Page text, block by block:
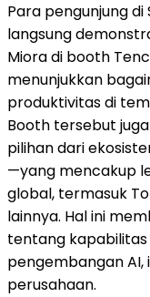
Para pengunjung
langsung
Miora di booth
menunjukkan
produktivitas di
Booth tersebut
pilihan dari
—yang mencakup
global, termasuk
lainnya. Hal ini
tentang
pengembangan
perusahaan.